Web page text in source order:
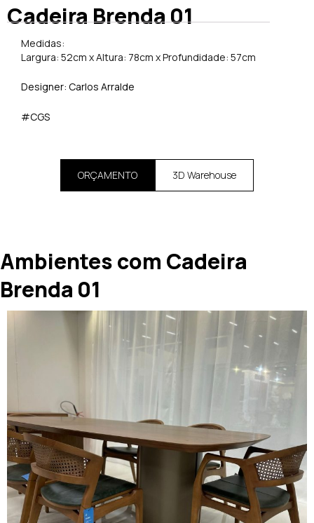
Cadeira Brenda 01
Medidas:
Largura: 52cm x Altura: 78cm x Profundidade: 57cm
Designer: Carlos Arralde
#CGS
ORÇAMENTO 3D Warehouse
Ambientes com Cadeira
Brenda 01